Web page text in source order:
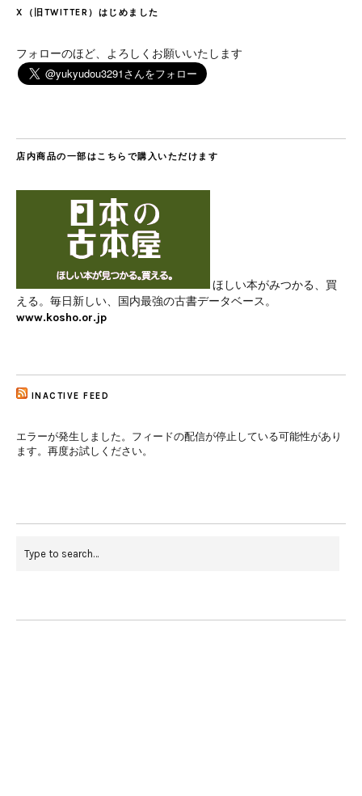
X（旧TWITTER）はじめました
フォローのほど、よろしくお願いいたします
店内商品の一部はこちらで購入いただけます
ほしい本がみつかる、買
える。毎日新しい、国内最強の古書データベース。
www.kosho.or.jp
INACTIVE FEED
エラーが発生しました。フィードの配信が停止している可能性があり
ます。再度お試しください。